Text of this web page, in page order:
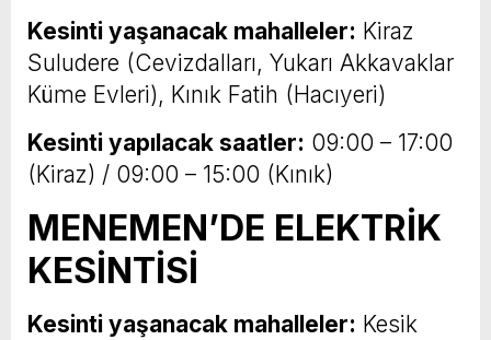
Kesinti yaşanacak mahalleler: Kiraz
Suludere (Cevizdalları, Yukarı Akkavaklar
Küme Evleri), Kınık Fatih (Hacıyeri)
Kesinti yapılacak saatler: 09:00 – 17:00
(Kiraz) / 09:00 – 15:00 (Kınık)
MENEMEN’DE ELEKTRİK
KESİNTİSİ
Kesinti yaşanacak mahalleler: Kesik